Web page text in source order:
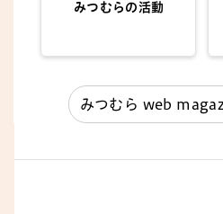
みつむらの活動
みつむら web